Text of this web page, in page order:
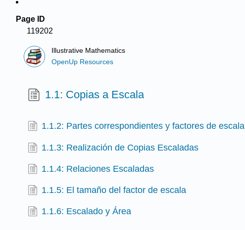
Page ID
119202
Illustrative Mathematics
OpenUp Resources
1.1: Copias a Escala
1.1.2: Partes correspondientes y factores de escala
1.1.3: Realización de Copias Escaladas
1.1.4: Relaciones Escaladas
1.1.5: El tamaño del factor de escala
1.1.6: Escalado y Área